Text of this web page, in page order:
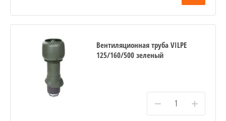
Вентиляционная труба VILPE
125/160/500 зеленый
− +